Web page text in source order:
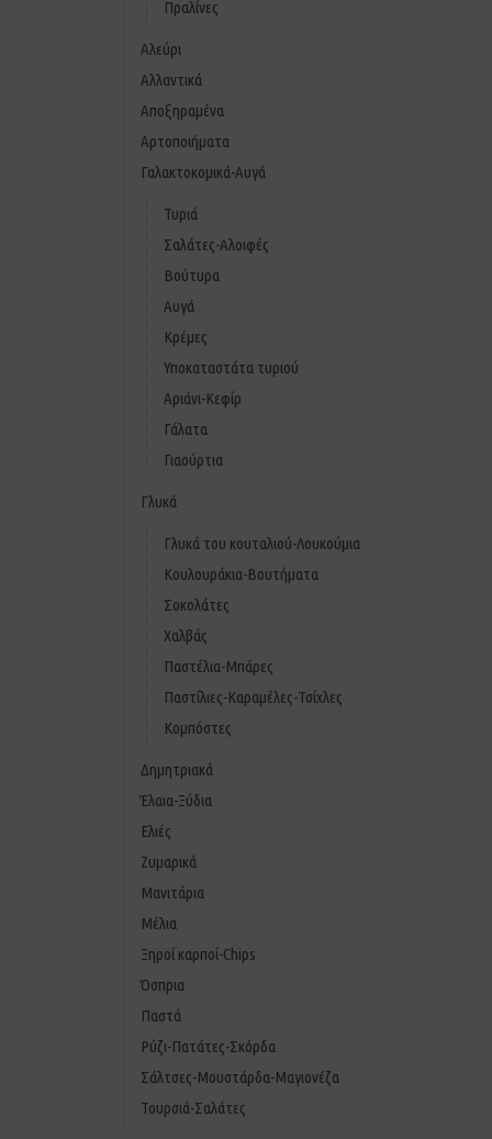
Πραλίνες
Αλεύρι
Αλλαντικά
Αποξηραμένα
Αρτοποιήματα
Γαλακτοκομικά-Αυγά
Τυριά
Σαλάτες-Αλοιφές
Βούτυρα
Αυγά
Κρέμες
Υποκαταστάτα τυριού
Αριάνι-Κεφίρ
Γάλατα
Γιαούρτια
Γλυκά
Γλυκά του κουταλιού-Λουκούμια
Κουλουράκια-Βουτήματα
Σοκολάτες
Χαλβάς
Παστέλια-Μπάρες
Παστίλιες-Καραμέλες-Τσίχλες
Κομπόστες
Δημητριακά
Έλαια-Ξύδια
Ελιές
Ζυμαρικά
Μανιτάρια
Μέλια
Ξηροί καρποί-Chips
Όσπρια
Παστά
Ρύζι-Πατάτες-Σκόρδα
Σάλτσες-Μουστάρδα-Μαγιονέζα
Τουρσιά-Σαλάτες